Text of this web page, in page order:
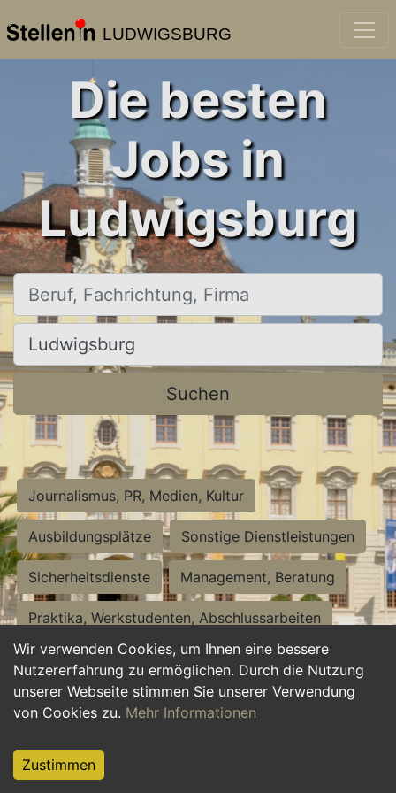
LUDWIGSBURG
Wir verwenden Cookies, um Ihnen eine bessere
Nutzererfahrung zu ermöglichen. Durch die Nutzung
unserer Webseite stimmen Sie unserer Verwendung
von Cookies zu. Mehr Informationen
Zustimmen
Die besten
Jobs in
Ludwigsburg
Beruf, Fachrichtung, Firma
Ort, Stadt
Suchen
Journalismus, PR, Medien, Kultur
Ausbildungsplätze Sonstige Dienstleistungen
Sicherheitsdienste Management, Beratung
Praktika, Werkstudenten, Abschlussarbeiten
Personalwesen Assistenz, Sekretariat
Hilfskräfte, Aushilfs- und Nebenjobs
Weiterbildung, Studium, duale Ausbildung